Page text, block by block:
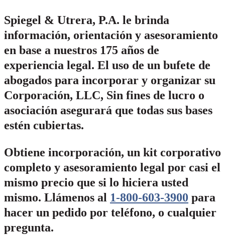
Spiegel & Utrera, P.A. le brinda
información, orientación y asesoramiento
en base a nuestros 175 años de
experiencia legal. El uso de un bufete de
abogados para incorporar y organizar su
Corporación, LLC, Sin fines de lucro o
asociación asegurará que todas sus bases
estén cubiertas.
Obtiene incorporación, un kit corporativo
completo y asesoramiento legal por casi el
mismo precio que si lo hiciera usted
mismo. Llámenos al 1-800-603-3900 para
hacer un pedido por teléfono, o cualquier
pregunta.